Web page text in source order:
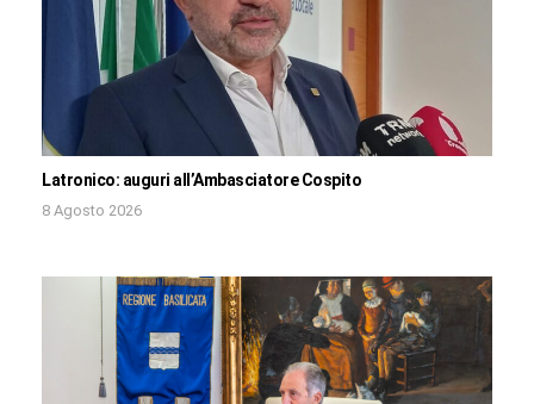
Latronico: auguri all’Ambasciatore Cospito
8 Agosto 2026